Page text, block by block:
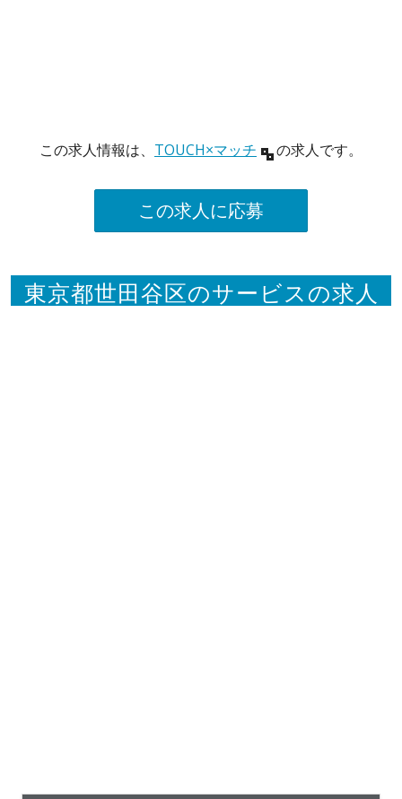
この求人情報は、 TOUCH×マッチ の求人です。
この求人に応募
東京都世田谷区のサービスの求人